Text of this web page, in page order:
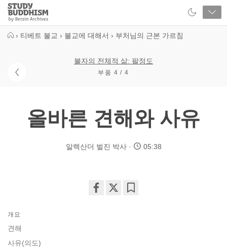
Close
Study
Buddhism
› 티베트 불교 › 불교에 대해서 › 부처님의 근본 가르침
불자의 전체적 삶: 팔정도
부품 4 / 4
올바른 견해와 사유
알렉산더 벌진 박사 05:38
개요
견해
사유(의도)